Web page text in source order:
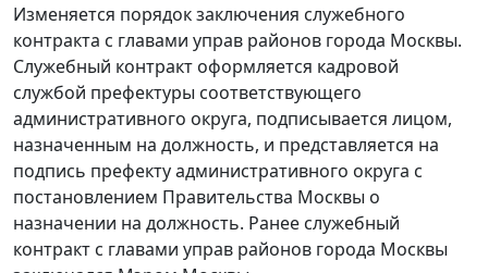
Изменяется порядок заключения служебного
контракта с главами управ районов города Москвы.
Служебный контракт оформляется кадровой
службой префектуры соответствующего
административного округа, подписывается лицом,
назначенным на должность, и представляется на
подпись префекту административного округа с
постановлением Правительства Москвы о
назначении на должность. Ранее служебный
контракт с главами управ районов города Москвы